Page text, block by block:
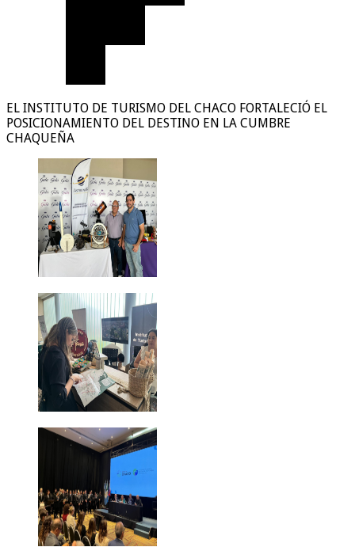
EL INSTITUTO DE TURISMO DEL CHACO FORTALECIÓ EL
POSICIONAMIENTO DEL DESTINO EN LA CUMBRE
CHAQUEÑA